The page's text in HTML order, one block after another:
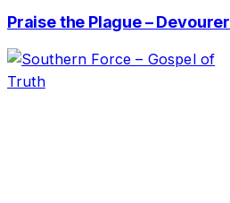
Praise the Plague – Devourer